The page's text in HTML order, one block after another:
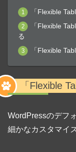
「Flexible
「Flexible
る
「Flexible
「Flexible
WordPressのデフ
細かなカスタマイ